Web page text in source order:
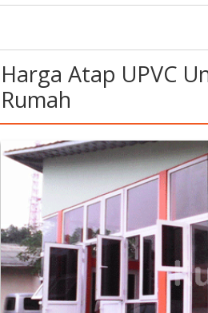
Harga Atap UPVC
Rumah